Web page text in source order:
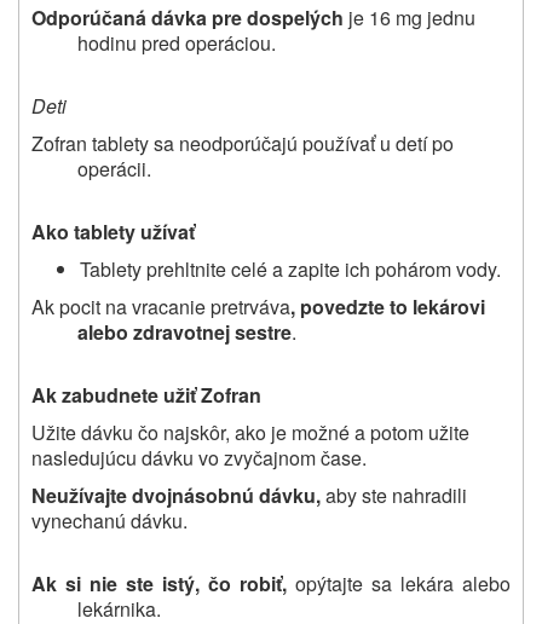
Odporúčaná dávka pre dospelých je 16 mg jednu
hodinu pred operáciou.
Deti
Zofran tablety sa neodporúčajú používať u detí po
operácii.
Ako tablety užívať
Tablety prehltnite celé a zapite ich pohárom vody.
Ak pocit na vracanie pretrváva, povedzte to lekárovi
alebo zdravotnej sestre.
Ak zabudnete užiť Zofran
Užite dávku čo najskôr, ako je možné a potom užite
nasledujúcu dávku vo zvyčajnom čase.
Neužívajte dvojnásobnú dávku,aby ste nahradili
vynechanú dávku.
Ak si nie ste istý, čo robiť, opýtajte sa lekára alebo
lekárnika.